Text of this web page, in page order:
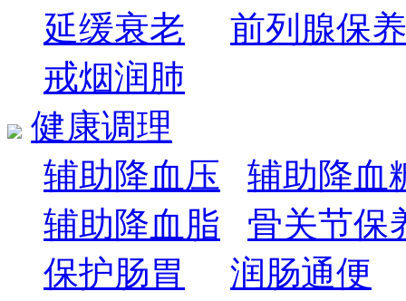
延缓衰老
前列腺保养
戒烟润肺
健康调理
辅助降血压
辅助降血
辅助降血脂
骨关节保
保护肠胃
润肠通便